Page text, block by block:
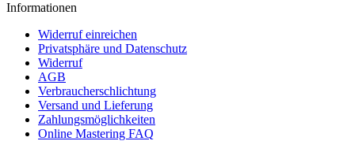
Informationen
Widerruf einreichen
Privatsphäre und Datenschutz
Widerruf
AGB
Verbraucherschlichtung
Versand und Lieferung
Zahlungsmöglichkeiten
Online Mastering FAQ